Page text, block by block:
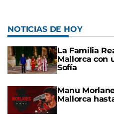
NOTICIAS DE HOY
La Familia
Mallorca con
Sofía
Manu
Mallorca